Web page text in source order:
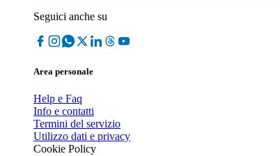
Seguici anche su
Area personale
Help e Faq
Info e contatti
Termini del servizio
Utilizzo dati e privacy
Cookie Policy